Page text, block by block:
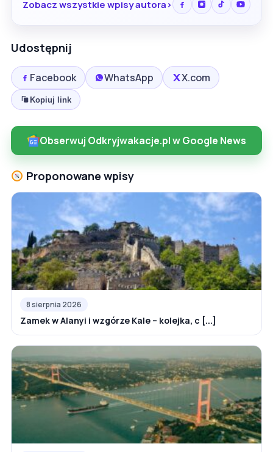
Zobacz wszystkie wpisy autora
Udostępnij
Facebook WhatsApp X.com
Kopiuj link
Obserwuj Odkryjwakacje.pl w Google News
Proponowane wpisy
8 sierpnia 2026
Zamek w Alanyi i wzgórze Kale – kolejka, c [...]